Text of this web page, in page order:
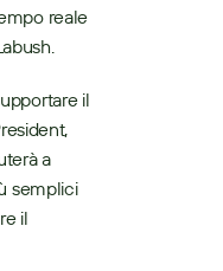
reale
il
a
semplici
il